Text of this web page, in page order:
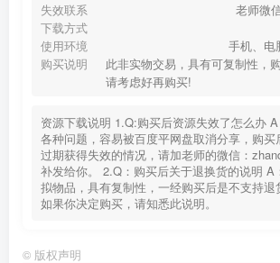
失效联系
老师微
下载方式
使用环境
手机、电
购买说明
此非实物交易，具有可复制性，
请考虑好再购买!
资源下载说明 1.Q:购买后资源失效了怎么办
各种问题，容易被百度平网盘取消分享，购
过期获得失效的情况，请加老师的微信：
补发给你。 2.Q：购买后关于退换货的说明 A
拟物品，具有复制性，一经购买后是不支持退
如果你决定购买，请知悉此说明。
© 版权声明